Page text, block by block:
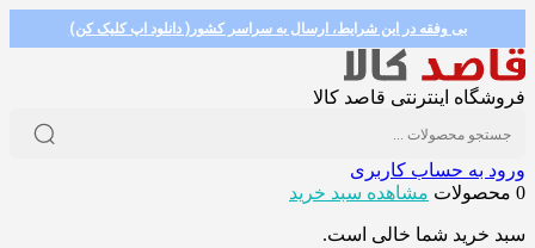
بی وفقه در این شرایط، ارسال به سراسر کشور( دانلود اپ کلیک کن)
فروشگاه اینترنتی قاصد کالا
ورود به حساب کاربری
0 محصولات
مشاهده سبد خرید
سبد خرید شما خالی است.